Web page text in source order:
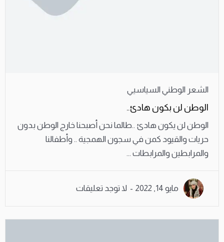
الشعر الوطني السياسيي
الوطن لن بكون هادئ..
الوطن لن يكون هادئ ..طالما نحن أصبحنا خارج الوطن بدون
حريات والقيود كمن في سجون الهمجية .. وأطفالنا
والمرابطين والمرابطات ...
مايو 14, 2022 لا توجد تعليقات